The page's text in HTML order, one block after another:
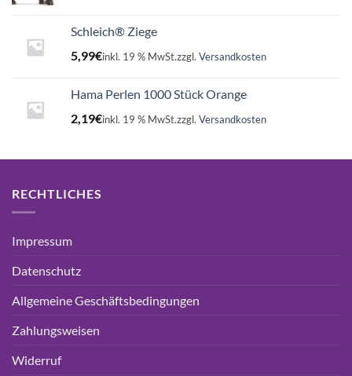
Schleich® Ziege
5,99€inkl. 19 % MwSt.zzgl. Versandkosten
Hama Perlen 1000 Stück Orange
2,19€inkl. 19 % MwSt.zzgl. Versandkosten
RECHTLICHES
Impressum
Datenschutz
Allgemeine Geschäftsbedingungen
Zahlungsweisen
Widerruf